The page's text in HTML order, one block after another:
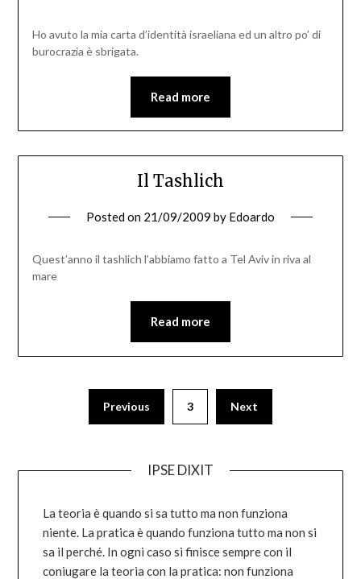
Ho avuto la mia carta d’identità israeliana ed un altro po’ di
burocrazia è sbrigata.
Read more
Il Tashlich
Posted on 21/09/2009 by Edoardo
Quest’anno il tashlich l’abbiamo fatto a Tel Aviv in riva al
mare
Read more
pagination
Previous 3 Next
IPSE DIXIT
La teoria è quando si sa tutto ma non funziona
niente. La pratica è quando funziona tutto ma non si
sa il perché. In ogni caso si finisce sempre con il
coniugare la teoria con la pratica: non funziona